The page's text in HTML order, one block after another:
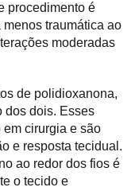
procedimento é
traumática ao
moderadas
de polidioxanona,
dos dois. Esses
em cirurgia e são
e resposta tecidual.
ao redor dos fios é
o tecido e